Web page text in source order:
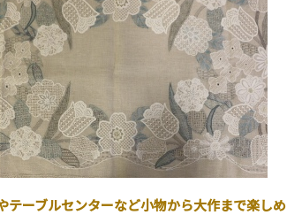
ーブルセンターなど小物から大作まで楽しめ